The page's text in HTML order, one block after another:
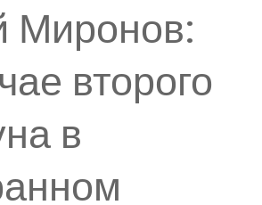
Миронов:
второго
в